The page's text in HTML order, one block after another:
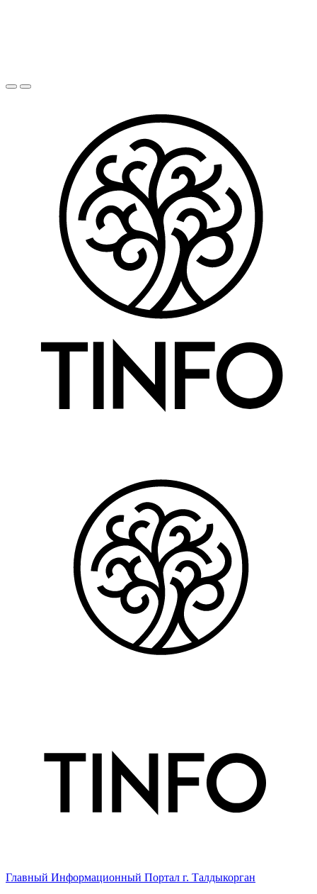
Главный Информационный Портал г. Талдыкорган